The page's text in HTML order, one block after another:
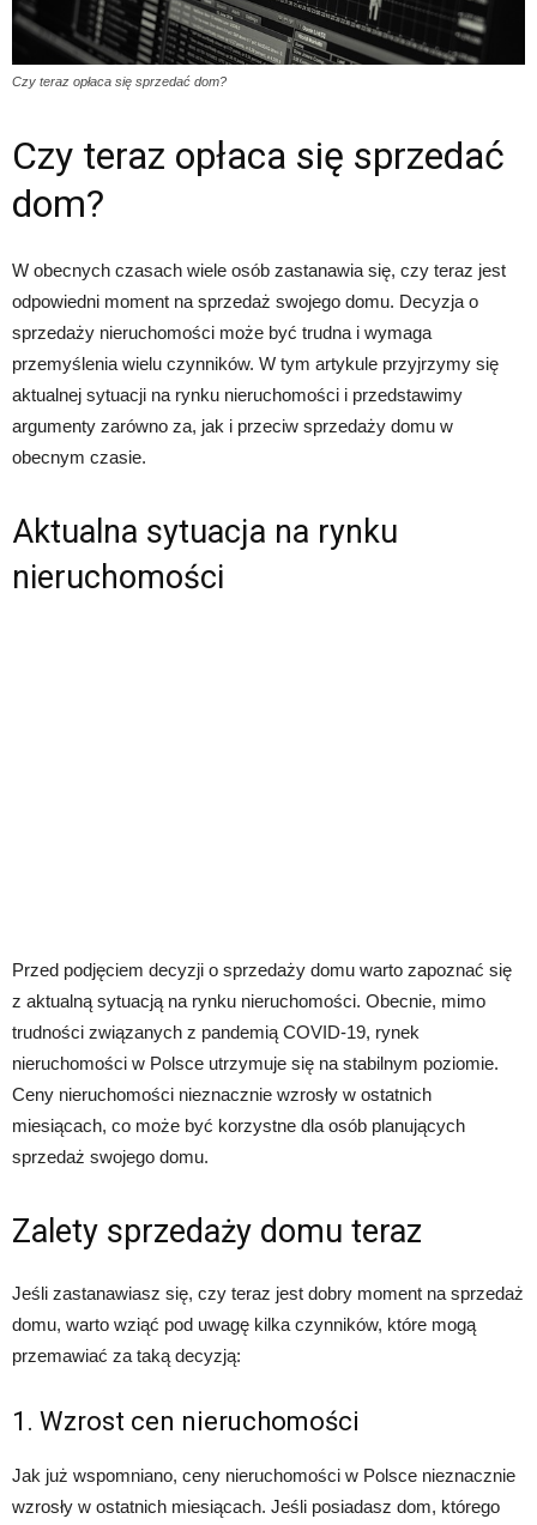
Czy teraz opłaca się sprzedać dom?
Czy teraz opłaca się sprzedać
dom?
W obecnych czasach wiele osób zastanawia się, czy teraz jest
odpowiedni moment na sprzedaż swojego domu. Decyzja o
sprzedaży nieruchomości może być trudna i wymaga
przemyślenia wielu czynników. W tym artykule przyjrzymy się
aktualnej sytuacji na rynku nieruchomości i przedstawimy
argumenty zarówno za, jak i przeciw sprzedaży domu w
obecnym czasie.
Aktualna sytuacja na rynku
nieruchomości
Przed podjęciem decyzji o sprzedaży domu warto zapoznać się
z aktualną sytuacją na rynku nieruchomości. Obecnie, mimo
trudności związanych z pandemią COVID-19, rynek
nieruchomości w Polsce utrzymuje się na stabilnym poziomie.
Ceny nieruchomości nieznacznie wzrosły w ostatnich
miesiącach, co może być korzystne dla osób planujących
sprzedaż swojego domu.
Zalety sprzedaży domu teraz
Jeśli zastanawiasz się, czy teraz jest dobry moment na sprzedaż
domu, warto wziąć pod uwagę kilka czynników, które mogą
przemawiać za taką decyzją:
1. Wzrost cen nieruchomości
Jak już wspomniano, ceny nieruchomości w Polsce nieznacznie
wzrosły w ostatnich miesiącach. Jeśli posiadasz dom, którego